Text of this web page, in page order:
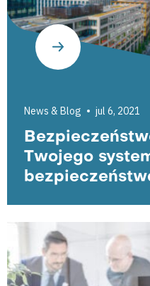
News & Blog jul 6, 2021
Twojego